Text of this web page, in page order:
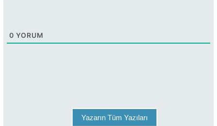
0 YORUM
Yazarın Tüm Yazıları